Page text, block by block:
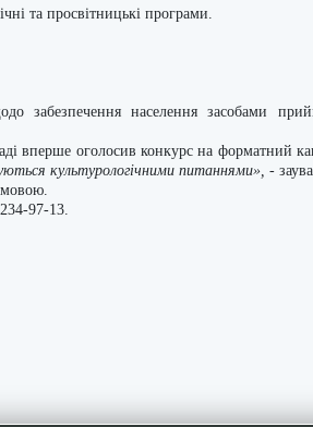
та просвітницькі програми.
забезпечення населення засобами
вперше оголосив конкурс на форматний
культурологічними питаннями», -
мовою.
97-13.